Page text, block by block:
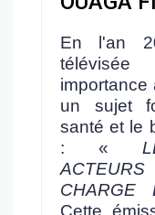
En l'an
importance
un sujet
santé et le
: «
CHARGE
Cette